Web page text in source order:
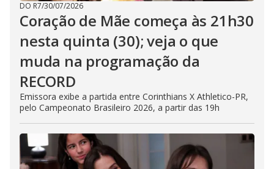
DO R7/30/07/2026
Coração de Mãe começa às 21h30
nesta quinta (30); veja o que
muda na programação da
RECORD
Emissora exibe a partida entre Corinthians X Athletico-PR,
pelo Campeonato Brasileiro 2026, a partir das 19h